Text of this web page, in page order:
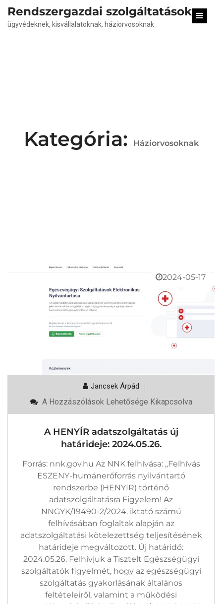
Rendszergazdai szolgáltatások
ügyvédeknek, kisvállalatoknak, háziorvosoknak
Kategória: Háziorvosoknak
2024-05-17
Jancsek Árpád
A
Adatszolgáltatás
Határideje:
2024.05.26.
Bejegyzéshez
A Hozzászólások Lehetősége Kikapcsolva
A HENYÍR adatszolgáltatás új
határideje: 2024.05.26.
Forrás: nnk.gov.hu Az NNK felhívása: „Felhívás
ESZENY-humánerőforrás nyilvántartó
rendszerbe (HENYIR) történő
adatszolgáltatásra Figyelem! Az
NNGYK/19490-2/2024. iktató számú
felhívásában foglaltak alapján az
adatszolgáltatási kötelezettség teljesítésének
határideje megváltozott. Új határidő:
2024.05.26. Felhívjuk a Tisztelt Egészségügyi
szolgáltatók figyelmét, hogy az egészségügyi
szolgáltatás gyakorlásának általános
feltételeiről, valamint a működési